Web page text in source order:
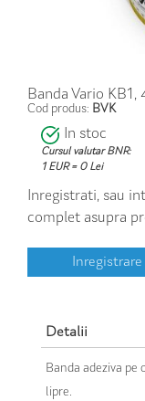
Banda Vario
Cod produs: BVK
In stoc
Cursul valutar BNR:
1 EUR = 0 Lei
Inregistrati, sau
complet asupra
Inregistrare
Detalii
Banda adeziva pe
lipre.